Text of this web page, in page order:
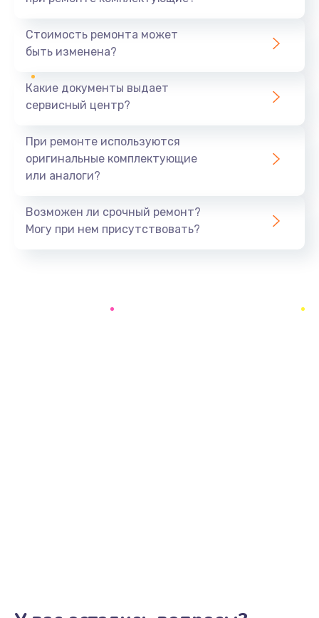
1440 руб.
Ремонт южного моста
Замена батарейки BIOS
Заказать
Стоимость ремонта может
быть изменена?
Какие документы выдает
сервисный центр?
При ремонте используются
оригинальные комплектующие
или аналоги?
Возможен ли срочный ремонт?
Могу при нем присутствовать?